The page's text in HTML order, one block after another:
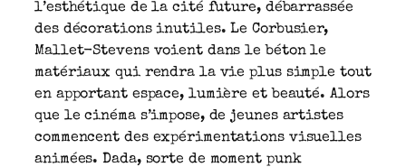
l’esthétique de la cité future, débarrassée
des décorations inutiles. Le Corbusier,
Mallet-Stevens voient dans le béton le
matériaux qui rendra la vie plus simple tout
en apportant espace, lumière et beauté. Alors
que le cinéma s’impose, de jeunes artistes
commencent des expérimentations visuelles
animées. Dada, sorte de moment punk